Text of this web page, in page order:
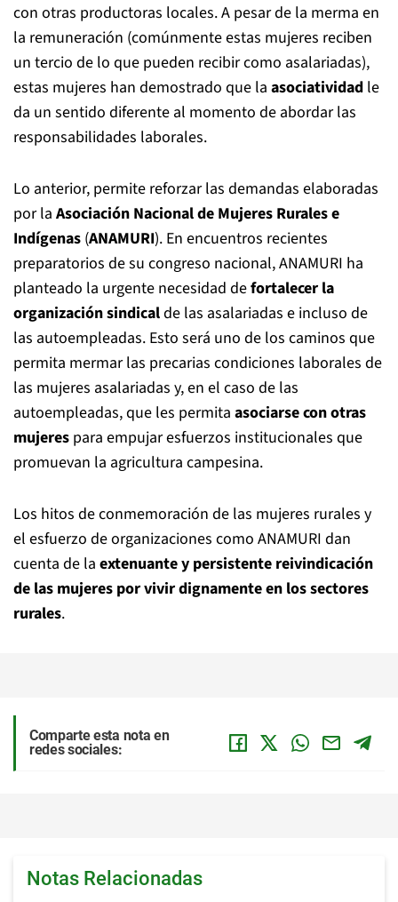
con otras productoras locales. A pesar de la merma en
la remuneración (comúnmente estas mujeres reciben
un tercio de lo que pueden recibir como asalariadas),
estas mujeres han demostrado que la asociatividad le
da un sentido diferente al momento de abordar las
responsabilidades laborales.
Lo anterior, permite reforzar las demandas elaboradas
por la Asociación Nacional de Mujeres Rurales e
Indígenas (ANAMURI). En encuentros recientes
preparatorios de su congreso nacional, ANAMURI ha
planteado la urgente necesidad defortalecer la
organización sindicalde las asalariadas e incluso de
las autoempleadas. Esto será uno de los caminos que
permita mermar las precarias condiciones laborales de
las mujeres asalariadas y, en el caso de las
autoempleadas, que les permita asociarse con otras
mujeres para empujar esfuerzos institucionales que
promuevan la agricultura campesina.
Los hitos de conmemoración de las mujeres rurales y
el esfuerzo de organizaciones como ANAMURI dan
cuenta de la extenuante y persistente reivindicación
de las mujeres por vivir dignamente en los sectores
rurales.
Comparte esta nota en
redes sociales:
Notas Relacionadas